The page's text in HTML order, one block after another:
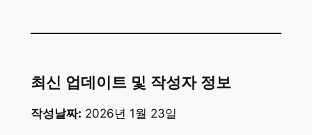
최신 업데이트 및 작성자 정보
작성날짜: 2026년 1월 23일